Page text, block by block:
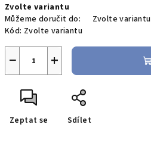
cena:
Zvolte variantu
Můžeme doručit do:
Zvolte variantu
Kód: Zvolte variantu
+
−
Zeptat se Sdílet